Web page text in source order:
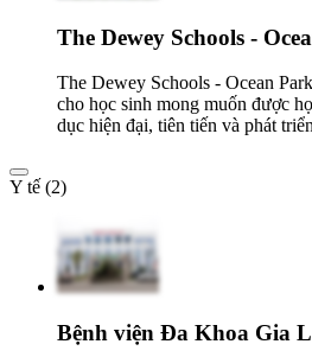
The Dewey Schools -
The Dewey Schools - Ocean
cho học sinh mong muốn được
dục hiện đại, tiên tiến và phát
Y tế (2)
Bệnh viện Đa Khoa Gia